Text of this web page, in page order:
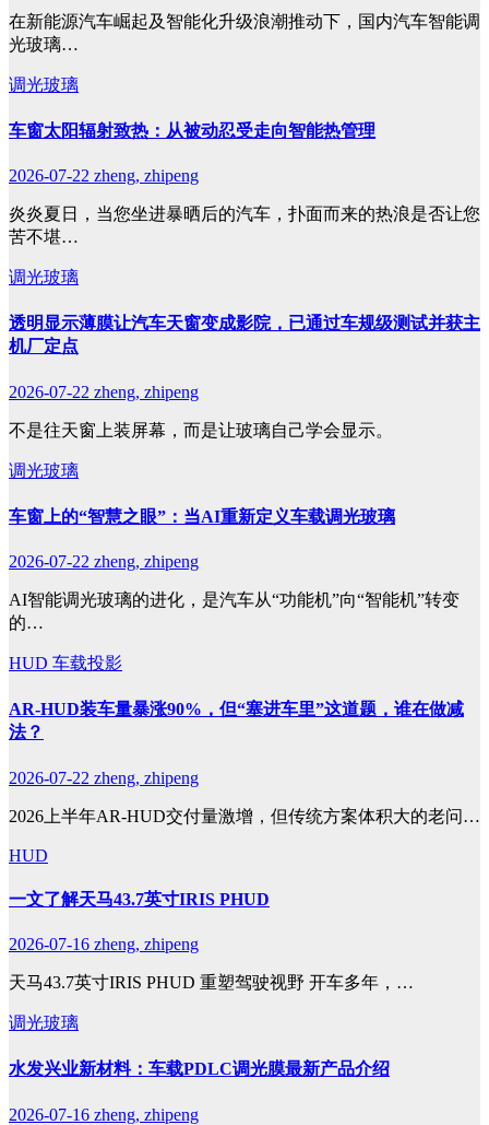
在新能源汽车崛起及智能化升级浪潮推动下，国内汽车智能调
光玻璃…
调光玻璃
车窗太阳辐射致热：从被动忍受走向智能热管理
2026-07-22 zheng, zhipeng
炎炎夏日，当您坐进暴晒后的汽车，扑面而来的热浪是否让您
苦不堪…
调光玻璃
透明显示薄膜让汽车天窗变成影院，已通过车规级测试并获主
机厂定点
2026-07-22 zheng, zhipeng
不是往天窗上装屏幕，而是让玻璃自己学会显示。
调光玻璃
车窗上的“智慧之眼”：当AI重新定义车载调光玻璃
2026-07-22 zheng, zhipeng
AI智能调光玻璃的进化，是汽车从“功能机”向“智能机”转变
的…
HUD 车载投影
AR-HUD装车量暴涨90%，但“塞进车里”这道题，谁在做减
法？
2026-07-22 zheng, zhipeng
2026上半年AR-HUD交付量激增，但传统方案体积大的老问…
HUD
一文了解天马43.7英寸IRIS PHUD
2026-07-16 zheng, zhipeng
天马43.7英寸IRIS PHUD 重塑驾驶视野 开车多年，…
调光玻璃
水发兴业新材料：车载PDLC调光膜最新产品介绍
2026-07-16 zheng, zhipeng